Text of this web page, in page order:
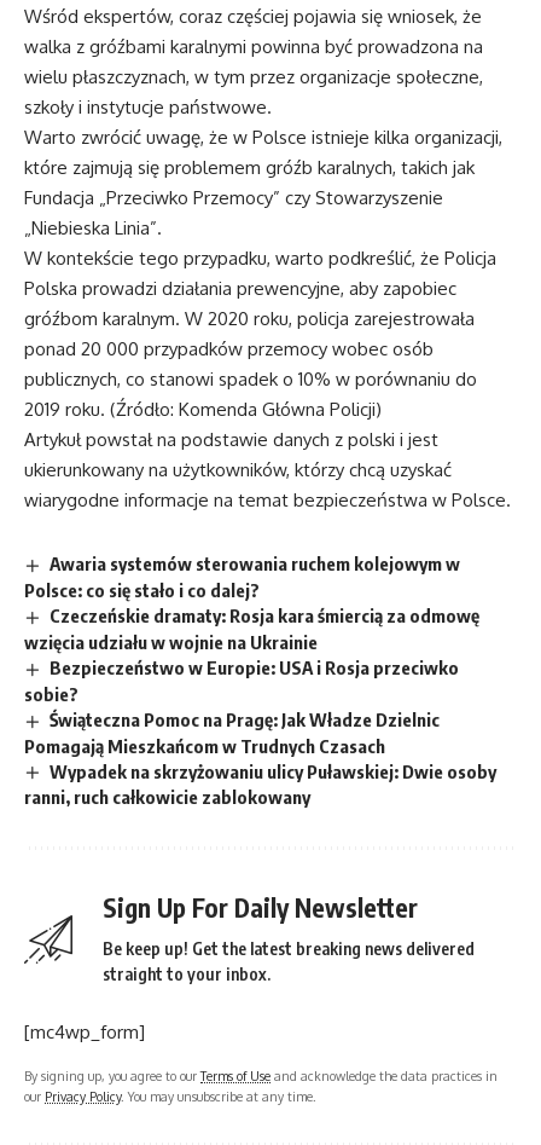
Wśród ekspertów, coraz częściej pojawia się wniosek, że
walka z gróźbami karalnymi powinna być prowadzona na
wielu płaszczyznach, w tym przez organizacje społeczne,
szkoły i instytucje państwowe.
Warto zwrócić uwagę, że w Polsce istnieje kilka organizacji,
które zajmują się problemem gróźb karalnych, takich jak
Fundacja „Przeciwko Przemocy” czy Stowarzyszenie
„Niebieska Linia”.
W kontekście tego przypadku, warto podkreślić, że Policja
Polska prowadzi działania prewencyjne, aby zapobiec
gróźbom karalnym. W 2020 roku, policja zarejestrowała
ponad 20 000 przypadków przemocy wobec osób
publicznych, co stanowi spadek o 10% w porównaniu do
2019 roku. (Źródło: Komenda Główna Policji)
Artykuł powstał na podstawie danych z polski i jest
ukierunkowany na użytkowników, którzy chcą uzyskać
wiarygodne informacje na temat bezpieczeństwa w Polsce.
Awaria systemów sterowania ruchem kolejowym w
Polsce: co się stało i co dalej?
Czeczeńskie dramaty: Rosja kara śmiercią za odmowę
wzięcia udziału w wojnie na Ukrainie
Bezpieczeństwo w Europie: USA i Rosja przeciwko
sobie?
Świąteczna Pomoc na Pragę: Jak Władze Dzielnic
Pomagają Mieszkańcom w Trudnych Czasach
Wypadek na skrzyżowaniu ulicy Puławskiej: Dwie osoby
ranni, ruch całkowicie zablokowany
Sign Up For Daily Newsletter
Be keep up! Get the latest breaking news delivered
straight to your inbox.
[mc4wp_form]
By signing up, you agree to ourTerms of Use and acknowledge the data practices in
our Privacy Policy. You may unsubscribe at any time.